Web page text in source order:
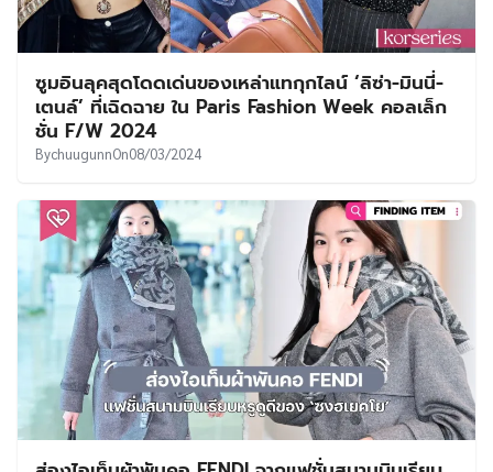
ซูมอินลุคสุดโดดเด่นของเหล่าแทกุกไลน์ ‘ลิซ่า-มินนี่-
เตนล์’ ที่เฉิดฉาย ใน Paris Fashion Week คอลเล็ก
ชั่น F/W 2024
BychuugunnOn08/03/2024